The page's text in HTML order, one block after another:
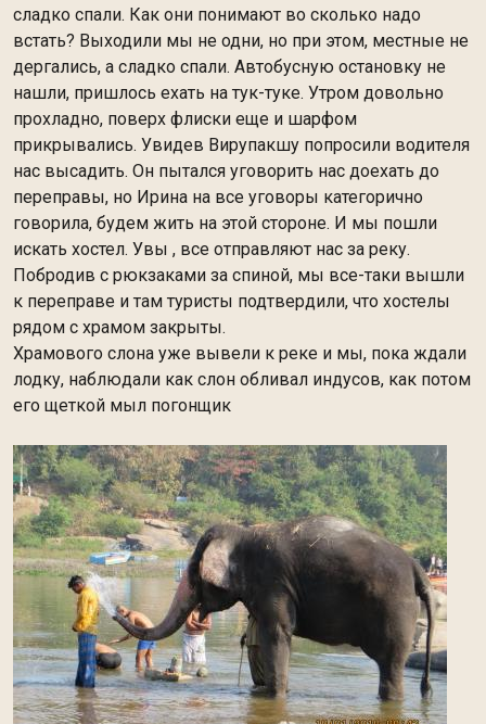
сладко спали. Как они понимают во сколько надо
встать? Выходили мы не одни, но при этом, местные не
дергались, а сладко спали. Автобусную остановку не
нашли, пришлось ехать на тук-туке. Утром довольно
прохладно, поверх флиски еще и шарфом
прикрывались. Увидев Вирупакшу попросили водителя
нас высадить. Он пытался уговорить нас доехать до
переправы, но Ирина на все уговоры категорично
говорила, будем жить на этой стороне. И мы пошли
искать хостел. Увы , все отправляют нас за реку.
Побродив с рюкзаками за спиной, мы все-таки вышли
к переправе и там туристы подтвердили, что хостелы
рядом с храмом закрыты.
Храмового слона уже вывели к реке и мы, пока ждали
лодку, наблюдали как слон обливал индусов, как потом
его щеткой мыл погонщик